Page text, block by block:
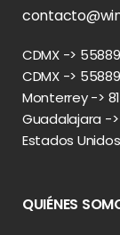
CDMX ->
CDMX ->
Monterrey ->
Guadalajara ->
Estados
QUIÉNES